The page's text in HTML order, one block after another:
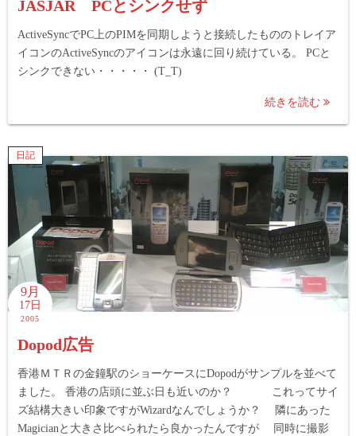
JASJAR PCとシンクせず
ActiveSyncでPC上のPIMを同期しようと接続したもののトレイア
イコンのActiveSyncのアイコンは永遠に回り続けている。 PCと
シンクできない・・・・・ (T_T)
続きを読む
日記
9月
17日
2005
Dopod広告
香港ＭＴＲの金鐘駅のショーケースにDopodがサンプルを並べて
ました。 香港の店頭に並ぶ日も近いのか？ これってサイ
ズ結構大きい印象ですがWizardなんでしょうか？ 隣にあった
Magicianと大きさ比べられたら良かったんですが 同時に撮影